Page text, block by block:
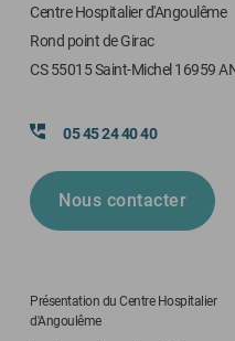
Centre Hospitalier d'Angoulême
Rond point de Girac
CS 55015 Saint-Michel 16959
05 45 24 40 40
Nous contacter
Présentation du Centre Hospitalier
d'Angoulême